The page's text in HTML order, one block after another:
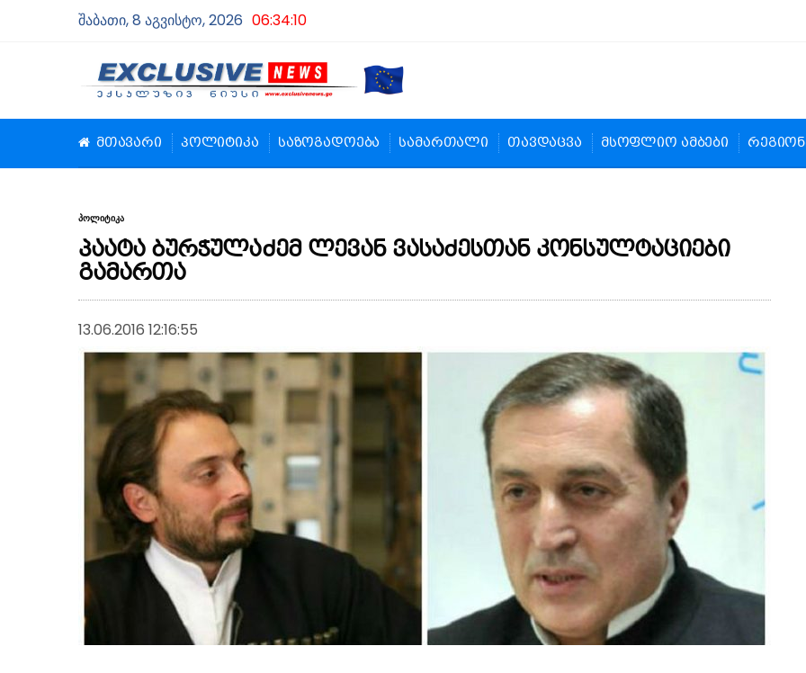
შაბათი, 8 აგვისტო, 2026 06:34:10
მთავარი პოლიტიკა საზოგადოება სამართალი თავდაცვა მსოფლიო ამბები
პოლიტიკა
პაატა ბურჭულაძემ ლევან ვასაძესთან კონსულტაციები
გამართა
13.06.2016 12:16:55